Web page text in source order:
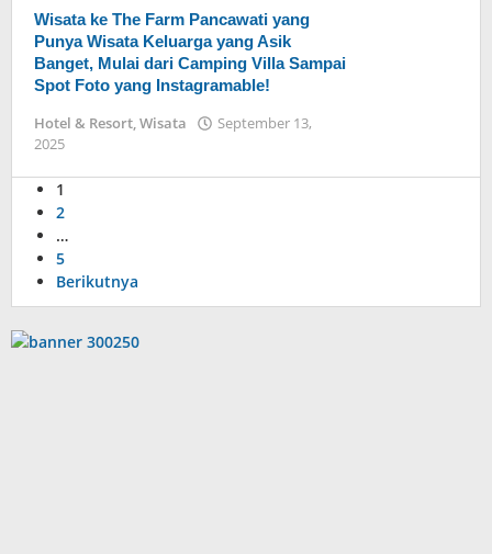
Wisata ke The Farm Pancawati yang
Punya Wisata Keluarga yang Asik
Banget, Mulai dari Camping Villa Sampai
Spot Foto yang Instagramable!
Hotel & Resort,Wisata
September 13,
2025
1
2
…
5
Berikutnya